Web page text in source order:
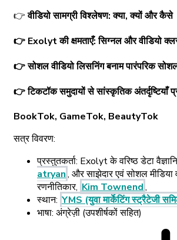
👉वीडियो सामग्री विश्लेषण: क्या, क्यों और कैसे
👉 Exolyt की क्षमताएँ: सिग्नल और वीडियो
👉 सोशल वीडियो लिसनिंग बनाम पारंपरिक
👉 टिकटॉक समुदायों से सांस्कृतिक अंतर्दृष्टियाँ
BookTok, GameTok, BeautyTok
सत्र विवरण:
प्रस्तुतकर्ता: Exolyt के वरिष्ठ डेटा
atryan, और साझेदार एवं सोशल
रणनीतिकार, Kim Townend,
स्थान: YMS (युवा मार्केटिंग स्ट्रैटेजी
भाषा: अंग्रेज़ी (उपशीर्षकों सहित)